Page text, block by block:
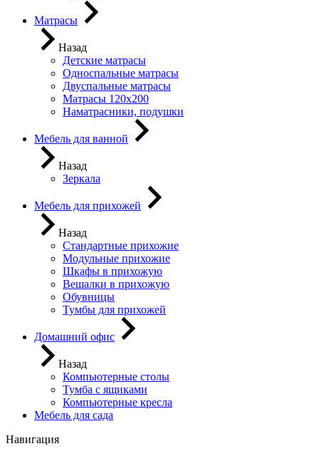
Матрасы
Назад
Детские матрасы
Односпальные матрасы
Двуспальные матрасы
Матрасы 120х200
Наматрасники, подушки
Мебель для ванной
Назад
Зеркала
Мебель для прихожей
Назад
Стандартные прихожие
Модульные прихожие
Шкафы в прихожую
Вешалки в прихожую
Обувницы
Тумбы для прихожей
Домашний офис
Назад
Компьютерные столы
Тумба с ящиками
Компьютерные кресла
Мебель для сада
Навигация